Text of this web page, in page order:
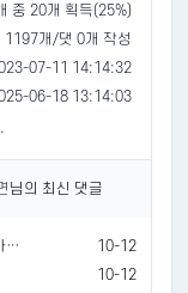
중 20개 획득(25%)
1197개/댓 0개 작성
07-11 14:14:32
06-18 13:14:03
님의 최신 댓글
아이는 열심히 하는데 아무 성과가 없는 상황.mp4
10-12
10-12